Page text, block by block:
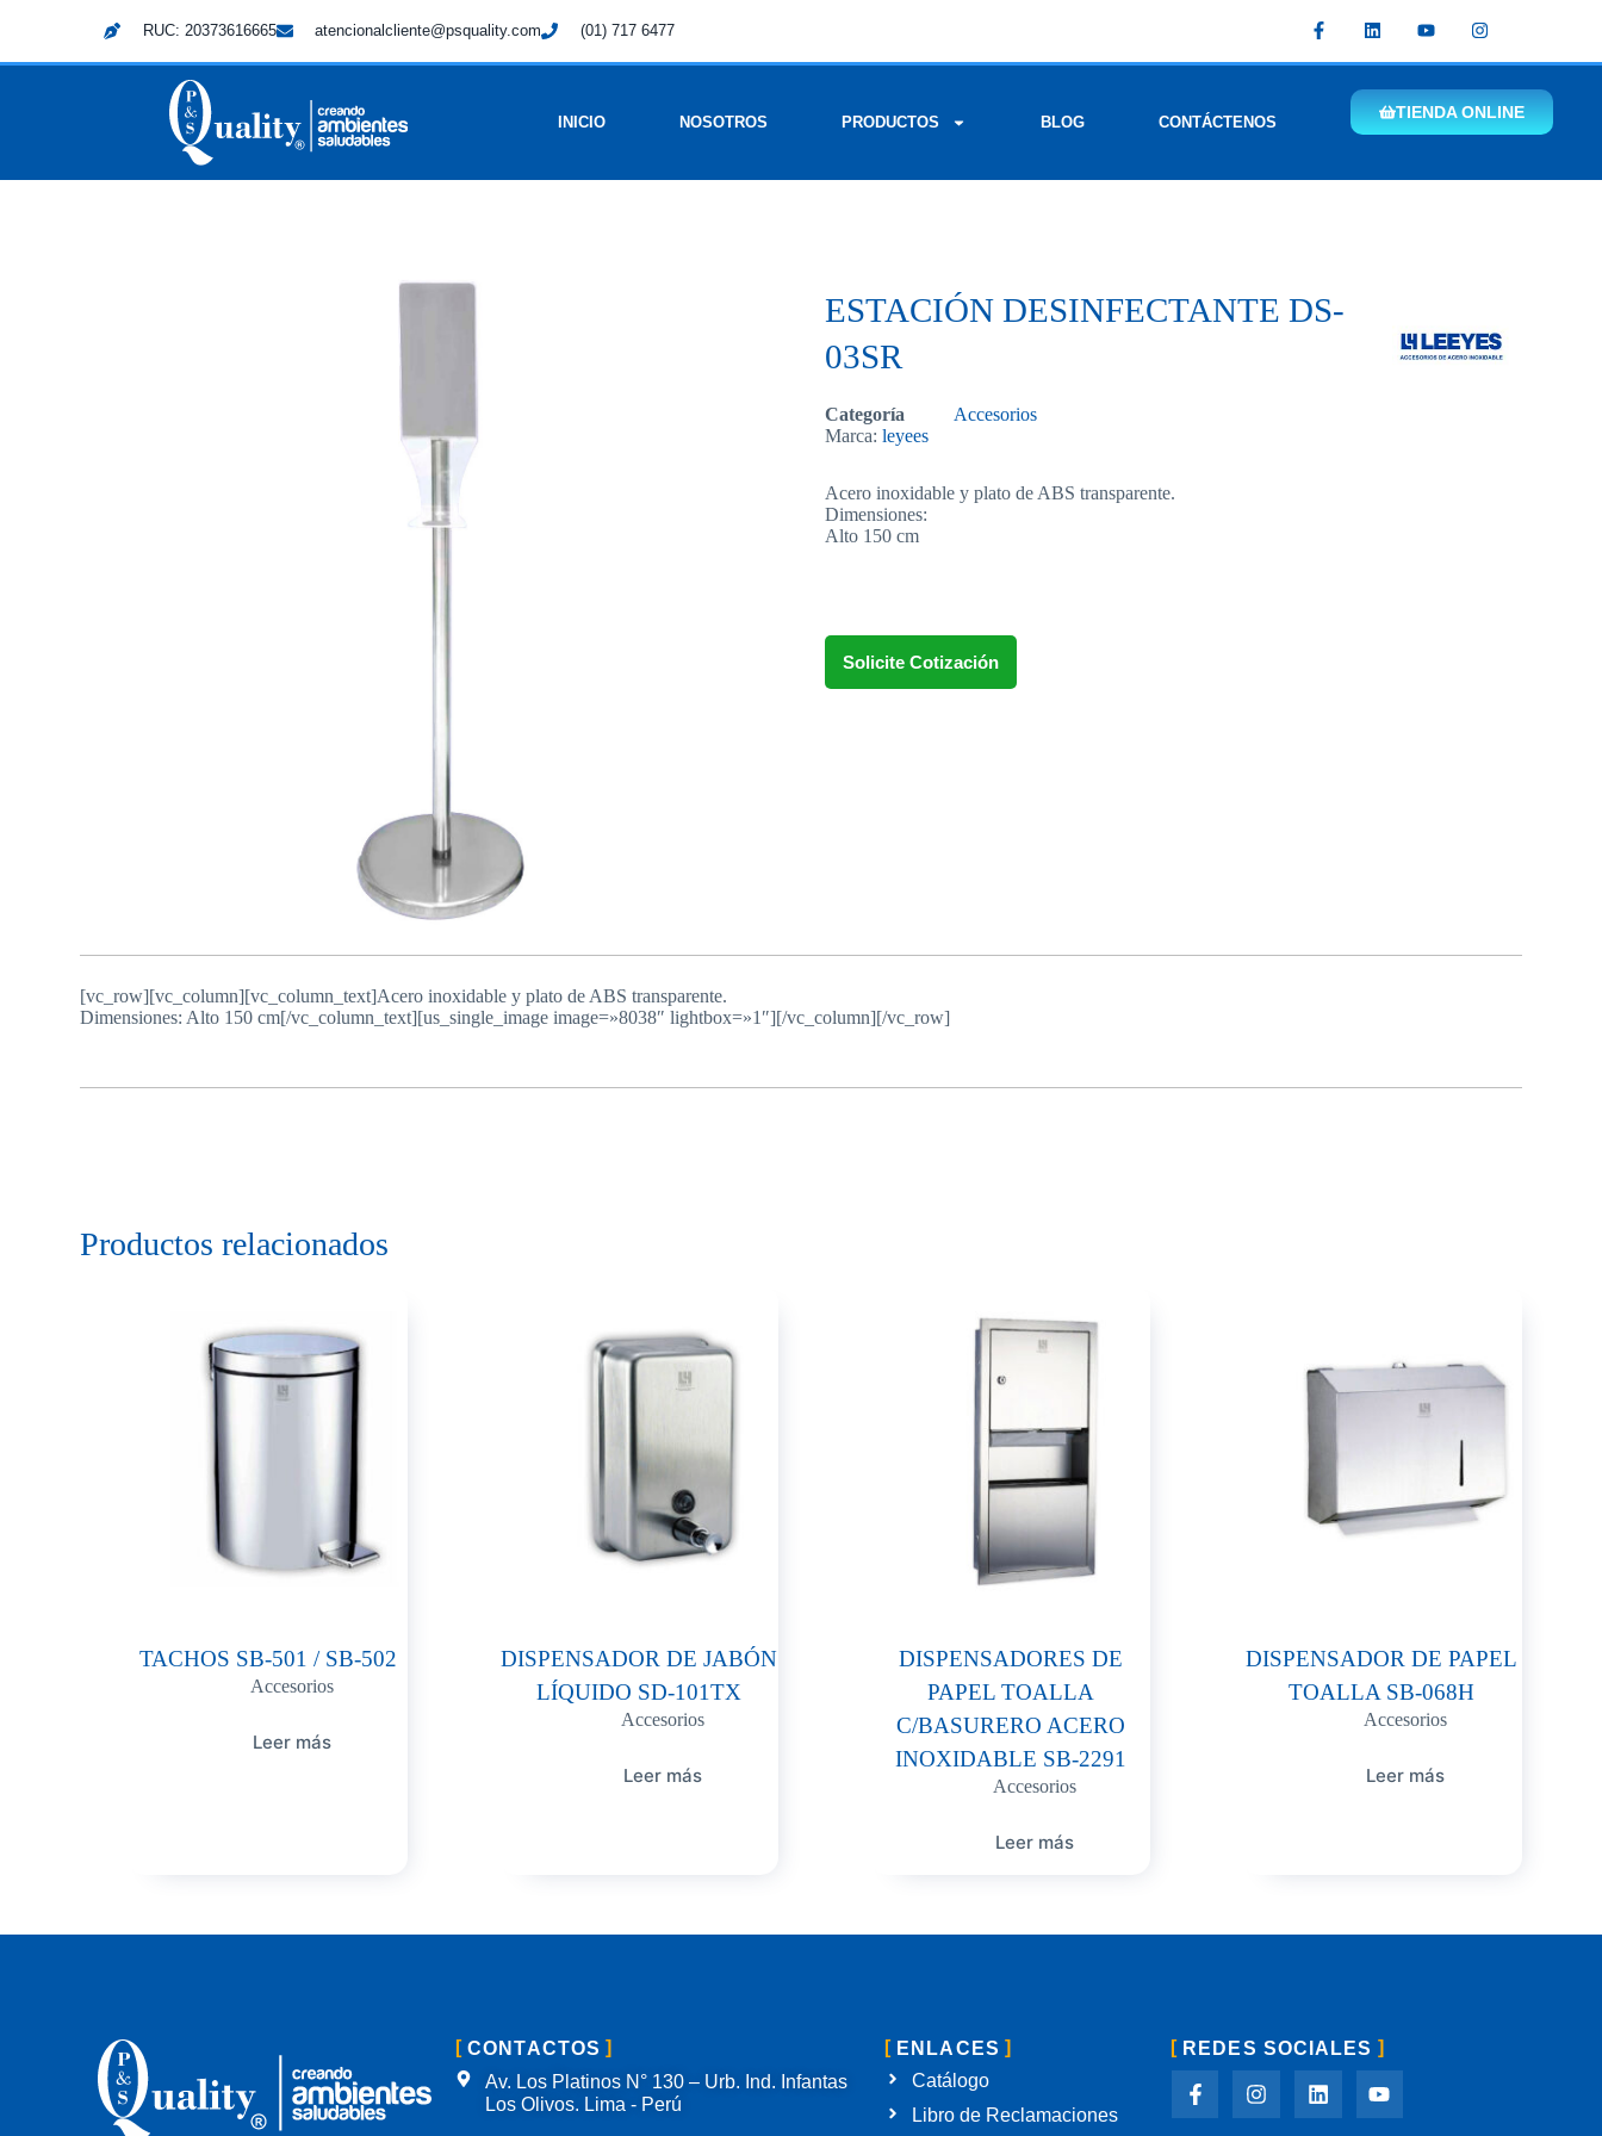
RUC: 20373616665 atencionalcliente@psquality.com (01) 717 6477
INICIO NOSOTROS PRODUCTOS BLOG CONTÁCTENOS
TIENDA ONLINE
ESTACIÓN DESINFECTANTE DS-
03SR
Categoría
Accesorios
Marca: leyees
Acero inoxidable y plato de ABS transparente.
Dimensiones:
Alto 150 cm
Solicite Cotización
[vc_row][vc_column][vc_column_text]Acero inoxidable y plato de ABS transparente.
Dimensiones: Alto 150 cm[/vc_column_text][us_single_image image=»8038″ lightbox=»1″][/vc_column][/vc_row]
Productos relacionados
TACHOS SB-501 / SB-502
Accesorios
Leer más
DISPENSADOR DE JABÓN
LÍQUIDO SD-101TX
Accesorios
Leer más
DISPENSADORES DE
PAPEL TOALLA
C/BASURERO ACERO
INOXIDABLE SB-2291
Accesorios
Leer más
DISPENSADOR DE PAPEL
TOALLA SB-068H
Accesorios
Leer más
CONTACTOS
Av. Los Platinos N° 130 – Urb. Ind. Infantas
Los Olivos. Lima - Perú
ENLACES
Catálogo
Libro de Reclamaciones
REDES SOCIALES